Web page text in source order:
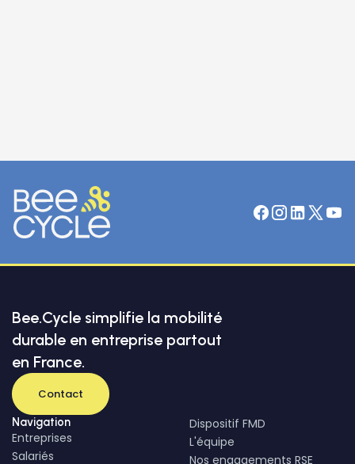
Bee.Cycle simplifie la mobilité
durable en entreprise partout
en France.
Contact
Navigation
Entreprises
Salariés
Dispositif FMD
L'équipe
Nos engagements RSE